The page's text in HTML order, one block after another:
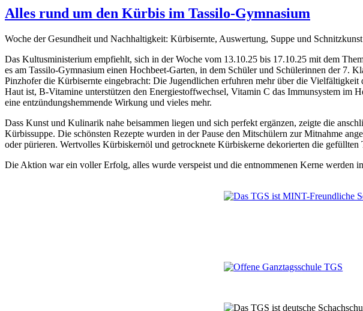
Alles rund um den Kürbis im Tassilo-Gymnasium
Woche der Gesundheit und Nachhaltigkeit: Kürbisernte, Auswertung, Suppe und Schnitzkunst
Das Kultusministerium empfiehlt, sich in der Woche vom 13.10.25 bis 17.10.25 mit dem
es am Tassilo-Gymnasium einen Hochbeet-Garten, in dem Schüler und Schülerinnen der 7.
Pinzhofer die Kürbisernte eingebracht: Die Jugendlichen erfuhren mehr über die
Haut ist, B-Vitamine unterstützen den Energiestoffwechsel, Vitamin C das Immunsystem
eine entzündungshemmende Wirkung und vieles mehr.
Dass Kunst und Kulinarik nahe beisammen liegen und sich perfekt ergänzen, zeigte die
Kürbissuppe. Die schönsten Rezepte wurden in der Pause den Mitschülern zur Mitnahme
oder pürieren. Wertvolles Kürbiskernöl und getrocknete Kürbiskerne dekorierten die
Die Aktion war ein voller Erfolg, alles wurde verspeist und die entnommenen Kerne werden